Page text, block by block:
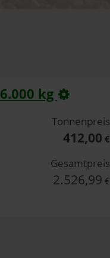
6.000 kg
Tonnenpreis
412,00 €
Gesamtpreis
2.526,99 €